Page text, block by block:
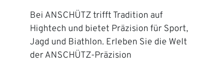
Bei ANSCHÜTZ trifft Tradition auf
Hightech und bietet Präzision für Sport,
Jagd und Biathlon. Erleben Sie die Welt
der ANSCHÜTZ-Präzision